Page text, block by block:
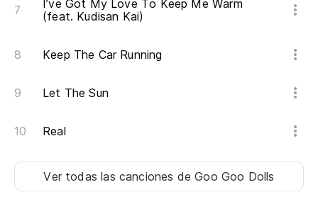
I’ve Got My Love To Keep Me Warm
(feat. Kudisan Kai)
Keep The Car Running
Let The Sun
Real
Ver todas las canciones de Goo Goo Dolls